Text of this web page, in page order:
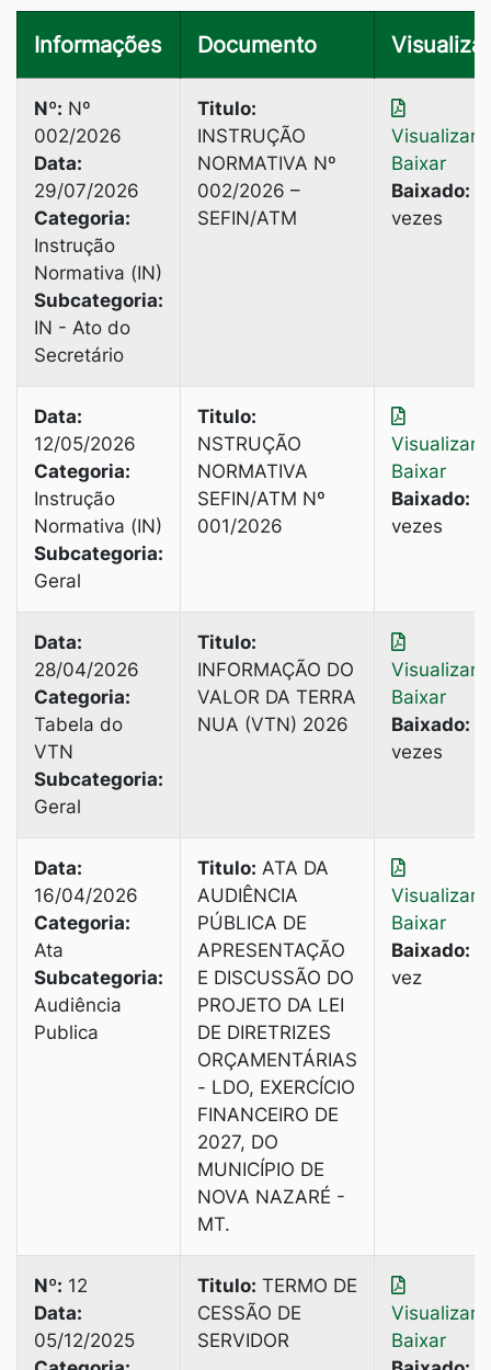
Informações Documento Visualizar
Nº: Nº
002/2026
Data:
29/07/2026
Categoria:
Instrução
Normativa (IN)
Subcategoria:
IN - Ato do
Secretário
Titulo:
INSTRUÇÃO
NORMATIVA Nº
002/2026 –
SEFIN/ATM
Visualizar
Baixar
Baixado:
vezes
Data:
12/05/2026
Categoria:
Instrução
Normativa (IN)
Subcategoria:
Geral
Titulo:
NSTRUÇÃO
NORMATIVA
SEFIN/ATM Nº
001/2026
Visualizar
Baixar
Baixado:
vezes
Data:
28/04/2026
Categoria:
Tabela do
VTN
Subcategoria:
Geral
Titulo:
INFORMAÇÃO DO
VALOR DA TERRA
NUA (VTN) 2026
Visualizar
Baixar
Baixado:
vezes
Data:
16/04/2026
Categoria:
Ata
Subcategoria:
Audiência
Publica
Titulo: ATA DA
AUDIÊNCIA
PÚBLICA DE
APRESENTAÇÃO
E DISCUSSÃO DO
PROJETO DA LEI
DE DIRETRIZES
ORÇAMENTÁRIAS
- LDO, EXERCÍCIO
FINANCEIRO DE
2027, DO
MUNICÍPIO DE
NOVA NAZARÉ -
MT.
Visualizar
Baixar
Baixado:
vez
Nº: 12
Data:
05/12/2025
Titulo: TERMO DE
CESSÃO DE
SERVIDOR
Visualizar
Baixar